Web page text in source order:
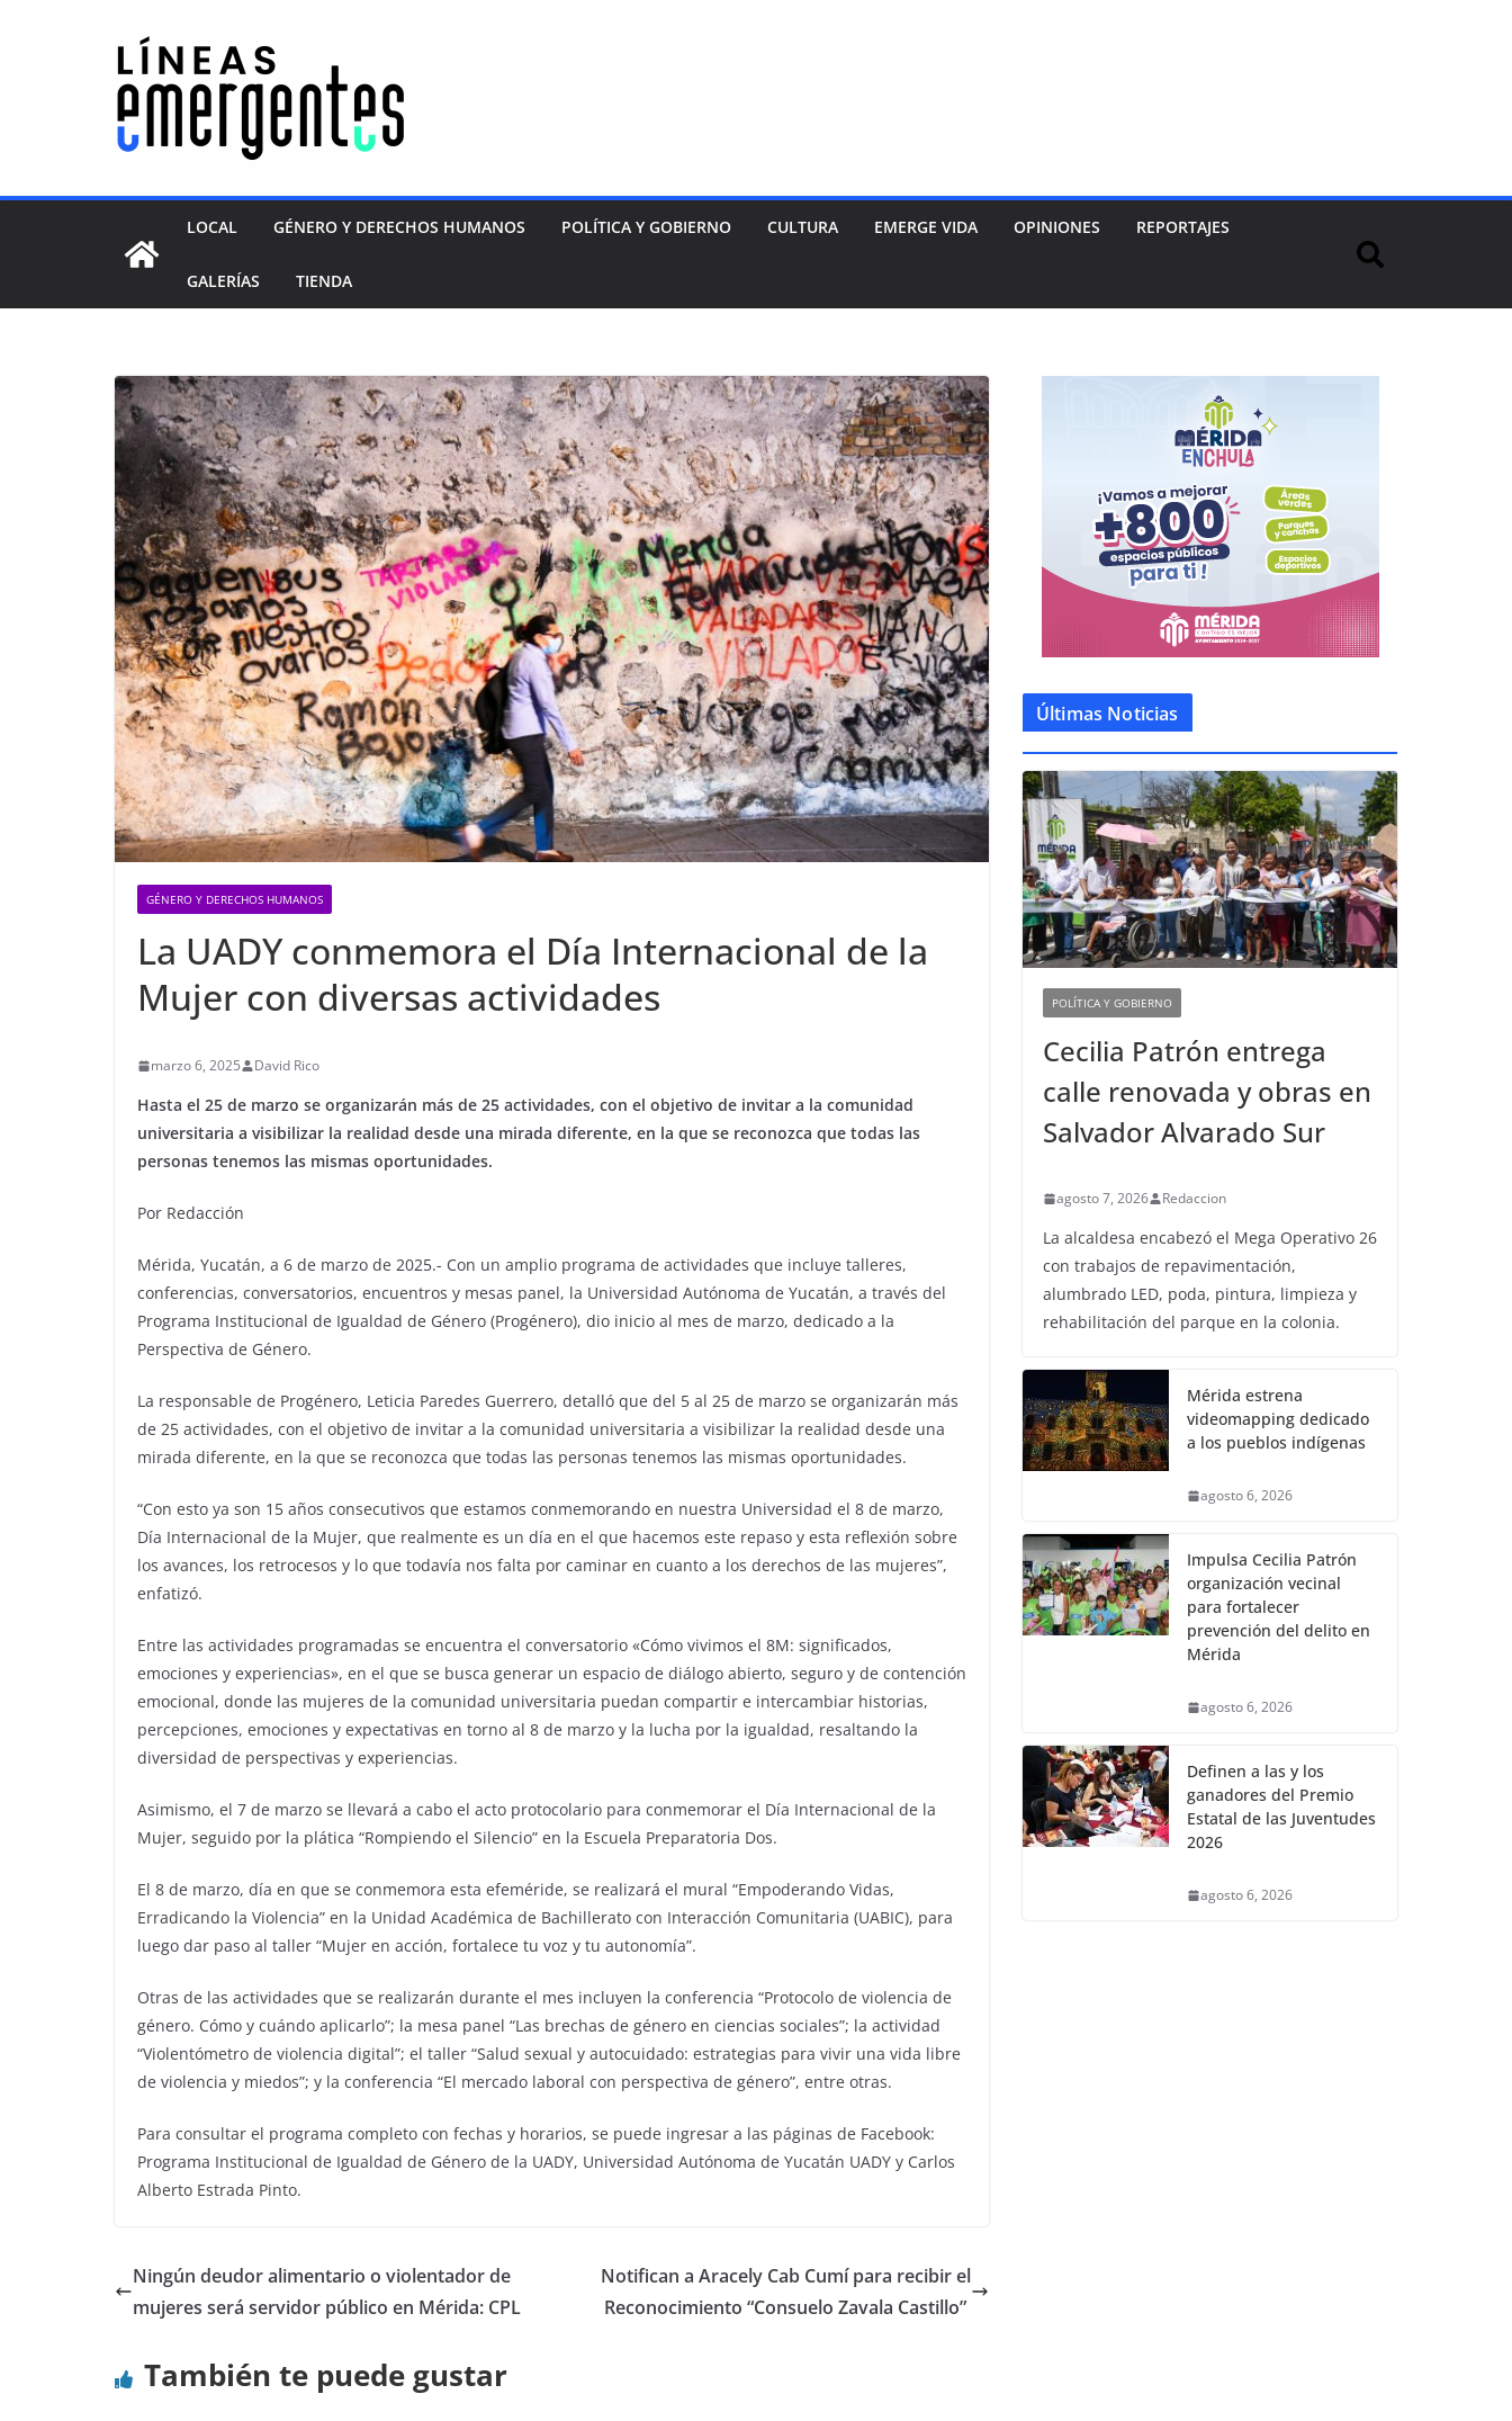
LOCAL GÉNERO Y DERECHOS HUMANOS POLÍTICA Y GOBIERNO CULTURA EMERGE VIDA OPINIONES REPORTAJES
GALERÍAS TIENDA
GÉNERO Y DERECHOS HUMANOS
La UADY conmemora el Día Internacional de la
Mujer con diversas actividades
marzo 6, 2025 David Rico
Hasta el 25 de marzo se organizarán más de 25 actividades, con el objetivo de invitar a la comunidad
universitaria a visibilizar la realidad desde una mirada diferente, en la que se reconozca que todas las
personas tenemos las mismas oportunidades.
Por Redacción
Mérida, Yucatán, a 6 de marzo de 2025.- Con un amplio programa de actividades que incluye talleres,
conferencias, conversatorios, encuentros y mesas panel, la Universidad Autónoma de Yucatán, a través del
Programa Institucional de Igualdad de Género (Progénero), dio inicio al mes de marzo, dedicado a la
Perspectiva de Género.
La responsable de Progénero, Leticia Paredes Guerrero, detalló que del 5 al 25 de marzo se organizarán más
de 25 actividades, con el objetivo de invitar a la comunidad universitaria a visibilizar la realidad desde una
mirada diferente, en la que se reconozca que todas las personas tenemos las mismas oportunidades.
“Con esto ya son 15 años consecutivos que estamos conmemorando en nuestra Universidad el 8 de marzo,
Día Internacional de la Mujer, que realmente es un día en el que hacemos este repaso y esta reflexión sobre
los avances, los retrocesos y lo que todavía nos falta por caminar en cuanto a los derechos de las mujeres”,
enfatizó.
Entre las actividades programadas se encuentra el conversatorio «Cómo vivimos el 8M: significados,
emociones y experiencias», en el que se busca generar un espacio de diálogo abierto, seguro y de contención
emocional, donde las mujeres de la comunidad universitaria puedan compartir e intercambiar historias,
percepciones, emociones y expectativas en torno al 8 de marzo y la lucha por la igualdad, resaltando la
diversidad de perspectivas y experiencias.
Asimismo, el 7 de marzo se llevará a cabo el acto protocolario para conmemorar el Día Internacional de la
Mujer, seguido por la plática “Rompiendo el Silencio” en la Escuela Preparatoria Dos.
El 8 de marzo, día en que se conmemora esta efeméride, se realizará el mural “Empoderando Vidas,
Erradicando la Violencia” en la Unidad Académica de Bachillerato con Interacción Comunitaria (UABIC), para
luego dar paso al taller “Mujer en acción, fortalece tu voz y tu autonomía”.
Otras de las actividades que se realizarán durante el mes incluyen la conferencia “Protocolo de violencia de
género. Cómo y cuándo aplicarlo”; la mesa panel “Las brechas de género en ciencias sociales”; la actividad
“Violentómetro de violencia digital”; el taller “Salud sexual y autocuidado: estrategias para vivir una vida libre
de violencia y miedos”; y la conferencia “El mercado laboral con perspectiva de género”, entre otras.
Para consultar el programa completo con fechas y horarios, se puede ingresar a las páginas de Facebook:
Programa Institucional de Igualdad de Género de la UADY, Universidad Autónoma de Yucatán UADY y Carlos
Alberto Estrada Pinto.
Ningún deudor alimentario o violentador de
mujeres será servidor público en Mérida: CPL
Notifican a Aracely Cab Cumí para recibir el
Reconocimiento “Consuelo Zavala Castillo”
También te puede gustar
Últimas Noticias
POLÍTICA Y GOBIERNO
Cecilia Patrón entrega
calle renovada y obras en
Salvador Alvarado Sur
agosto 7, 2026 Redaccion
La alcaldesa encabezó el Mega Operativo 26
con trabajos de repavimentación,
alumbrado LED, poda, pintura, limpieza y
rehabilitación del parque en la colonia.
Mérida estrena
videomapping dedicado
a los pueblos indígenas
agosto 6, 2026
Impulsa Cecilia Patrón
organización vecinal
para fortalecer
prevención del delito en
Mérida
agosto 6, 2026
Definen a las y los
ganadores del Premio
Estatal de las Juventudes
2026
agosto 6, 2026